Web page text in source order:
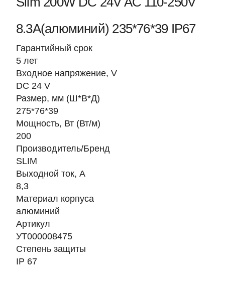
8.3A(алюминий) 235*76*39 IP67
Гарантийный срок
5 лет
Входное напряжение, V
DC 24 V
Размер, мм (Ш*В*Д)
275*76*39
Мощность, Вт (Вт/м)
200
Производитель/Бренд
SLIM
Выходной ток, А
8,3
Материал корпуса
алюминий
Артикул
УТ000008475
Степень защиты
IP 67